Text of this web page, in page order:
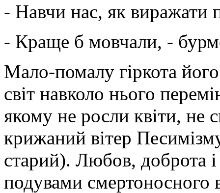
- Навчи нас, як виражати
- Краще б мовчали, -
Мало-помалу гіркота
світ навколо нього
якому не росли квіти, не
крижаний вітер
старий). Любов, доброта
подувами смертоносного